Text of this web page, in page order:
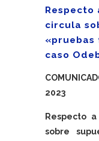
Respecto
circula
«pruebas
caso
2023
Respecto
sobre